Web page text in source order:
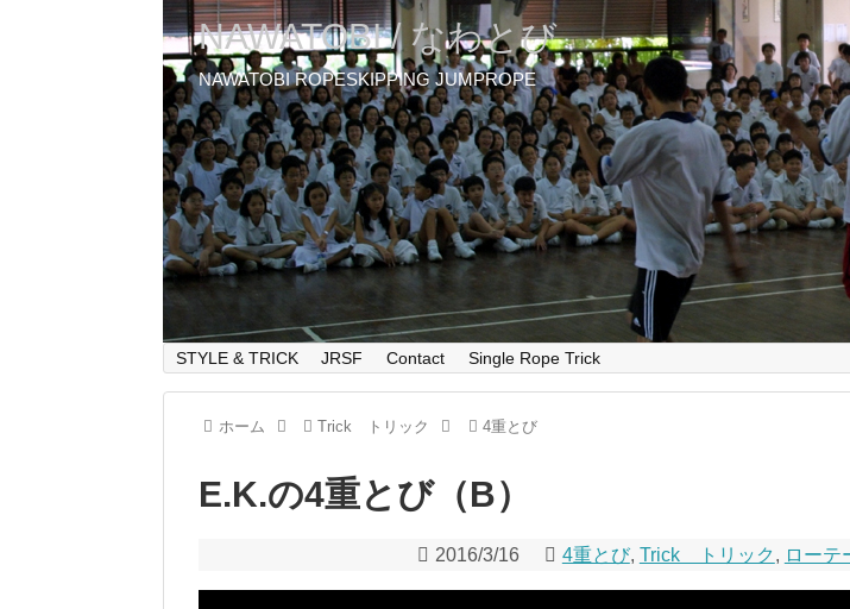
NAWATOBI / なわとび
NAWATOBI ROPESKIPPING JUMPROPE
STYLE & TRICK JRSF Contact Single Rope Trick
ホーム Trick トリック 4重とび
E.K.の4重とび（B）
2016/3/16 4重とび, Trick トリック , ローテ